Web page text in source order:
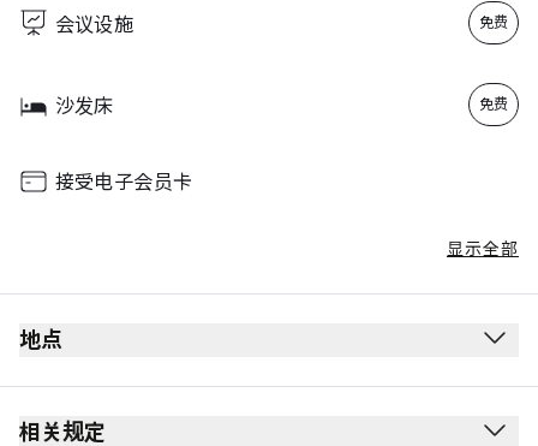
Sunday 00:00 - 23:59
会议设施 免费
沙发床 免费
接受电子会员卡
显示全部
地点
相关规定